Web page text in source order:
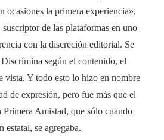
ocasiones la primera experiencia»,
de las plataformas en uno
con la discreción editorial. Se
según el contenido, el
vista. Y todo esto lo hizo en nombre
de expresión, pero fue más que el
Amistad, que sólo cuando
estatal, se agregaba.